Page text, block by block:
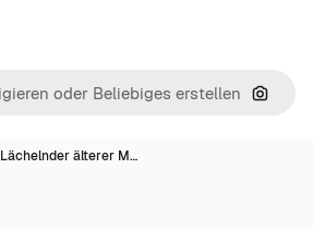
Nach
Lächelnder älterer M…